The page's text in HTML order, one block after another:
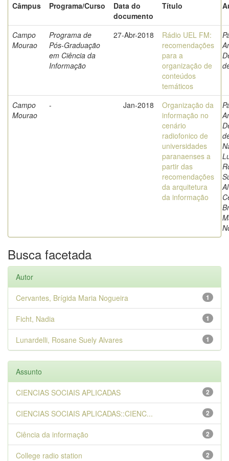
Câmpus
Programa/Curso
Data do
documento
Título
Campo
Mourao
Programa de
Pós-Graduação
em Ciência da
Informação
27-Abr-2018
Rádio UEL FM:
recomendações
para a
organização de
conteúdos
temáticos
Campo
Mourao
- Jan-2018
Organização da
informação no
cenário
radiofonico de
universidades
paranaenses a
partir das
recomendações
da arquitetura
da informação
Busca facetada
Autor
1
Cervantes, Brígida Maria Nogueira
1
Ficht, Nadia
1
Lunardelli, Rosane Suely Alvares
Assunto
2
CIENCIAS SOCIAIS APLICADAS
2
CIENCIAS SOCIAIS APLICADAS::CIENC...
2
Ciência da informação
2
College radio station